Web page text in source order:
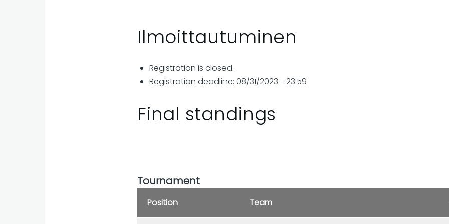
Ilmoittautuminen
Registration is closed.
Registration deadline: 08/31/2023 - 23:59
Final standings
Tournament
Position Team